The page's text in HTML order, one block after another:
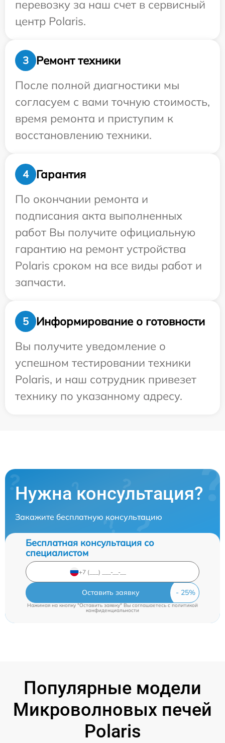
перевозку за наш счет в сервисный
центр Polaris.
3
Ремонт техники
После полной диагностики мы
согласуем с вами точную стоимость,
время ремонта и приступим к
восстановлению техники.
4
Гарантия
По окончании ремонта и
подписания акта выполненных
работ Вы получите официальную
гарантию на ремонт устройства
Polaris сроком на все виды работ и
запчасти.
5
Информирование о готовности
Вы получите уведомление о
успешном тестировании техники
Polaris, и наш сотрудник привезет
технику по указанному адресу.
Нужна консультация?
Закажите бесплатную консультацию
Бесплатная консультация со
специалистом
Оставить заявку
Нажимая на кнопку "Оставить заявку" Вы соглашаетесь c политикой
конфиденциальности
Популярные модели
Микроволновых печей
Polaris